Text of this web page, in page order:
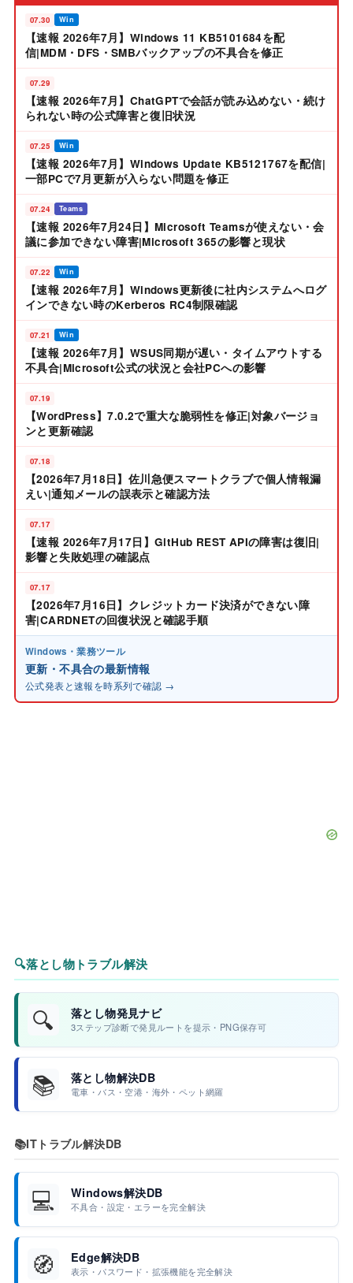
07.30 Win
【速報 2026年7月】Windows 11 KB5101684を配
信|MDM・DFS・SMBバックアップの不具合を修正
07.29
【速報 2026年7月】ChatGPTで会話が読み込めない・続け
られない時の公式障害と復旧状況
07.25 Win
【速報 2026年7月】Windows Update KB5121767を配信|
一部PCで7月更新が入らない問題を修正
07.24 Teams
【速報 2026年7月24日】Microsoft Teamsが使えない・会
議に参加できない障害|Microsoft 365の影響と現状
07.22 Win
【速報 2026年7月】Windows更新後に社内システムへログ
インできない時のKerberos RC4制限確認
07.21 Win
【速報 2026年7月】WSUS同期が遅い・タイムアウトする
不具合|Microsoft公式の状況と会社PCへの影響
07.19
【WordPress】7.0.2で重大な脆弱性を修正|対象バージョ
ンと更新確認
07.18
【2026年7月18日】佐川急便スマートクラブで個人情報漏
えい|通知メールの誤表示と確認方法
07.17
【速報 2026年7月17日】GitHub REST APIの障害は復旧|
影響と失敗処理の確認点
07.17
【2026年7月16日】クレジットカード決済ができない障
害|CARDNETの回復状況と確認手順
Windows・業務ツール
更新・不具合の最新情報
公式発表と速報を時系列で確認 →
🔍落とし物トラブル解決
🔍 落とし物発見ナビ
3ステップ診断で発見ルートを提示・PNG保存可
📚 落とし物解決DB
電車・バス・空港・海外・ペット網羅
📚ITトラブル解決DB
💻 Windows解決DB
不具合・設定・エラーを完全解決
🧭 Edge解決DB
表示・パスワード・拡張機能を完全解決